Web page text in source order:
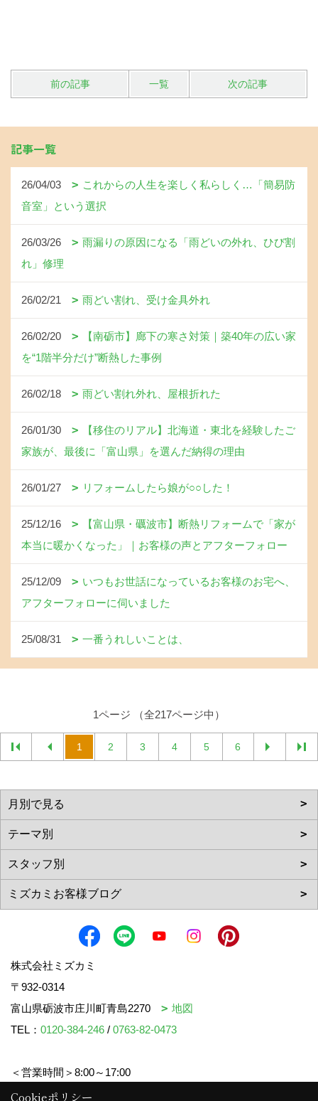
前の記事 一覧 次の記事
記事一覧
26/04/03
これからの人生を楽しく私らしく…「簡易防
音室」という選択
26/03/26
雨漏りの原因になる「雨どいの外れ、ひび割
れ」修理
26/02/21 雨どい割れ、受け金具外れ
26/02/20
【南砺市】廊下の寒さ対策｜築40年の広い家
を“1階半分だけ”断熱した事例
26/02/18 雨どい割れ外れ、屋根折れた
26/01/30
【移住のリアル】北海道・東北を経験したご
家族が、最後に「富山県」を選んだ納得の理由
26/01/27 リフォームしたら娘が○○した！
25/12/16
【富山県・礪波市】断熱リフォームで「家が
本当に暖かくなった」｜お客様の声とアフターフォロー
25/12/09
いつもお世話になっているお客様のお宅へ、
アフターフォローに伺いました
25/08/31 一番うれしいことは、
1ページ （全217ページ中）
1 2 3 4 5 6
株式会社ミズカミ
〒932-0314
富山県砺波市庄川町青島2270
地図
TEL： 0120-384-246 / 0763-82-0473
＜営業時間＞8:00～17:00
＜定休日＞水曜日・祝日
Cookieポリシー